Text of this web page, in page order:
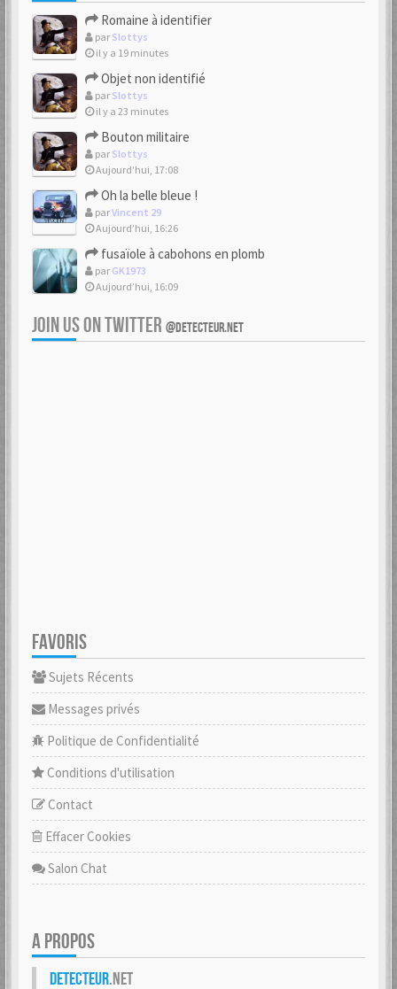
Romaine à identifier
par Slottys
il y a 19 minutes
Objet non identifié
par Slottys
il y a 23 minutes
Bouton militaire
par Slottys
Aujourd’hui, 17:08
Oh la belle bleue !
parVincent 29
Aujourd’hui, 16:26
fusaïole à cabohons en plomb
par GK1973
Aujourd’hui, 16:09
JOIN US ON TWITTER @DETECTEUR.NET
FAVORIS
Sujets Récents
Messages privés
Politique de Confidentialité
Conditions d'utilisation
Contact
Effacer Cookies
Salon Chat
A PROPOS
Detecteur.net